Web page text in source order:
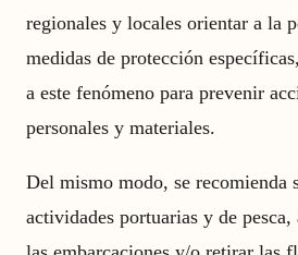
regionales y locales orientar a la
medidas de protección
a este fenómeno para prevenir
personales y materiales.
Del mismo modo, se recomienda
actividades portuarias y de pesca,